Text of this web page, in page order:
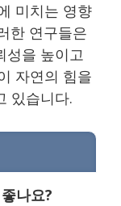
미치는 영향
한 연구들은
성을 높이고
자연의 힘을
있습니다.
나요?